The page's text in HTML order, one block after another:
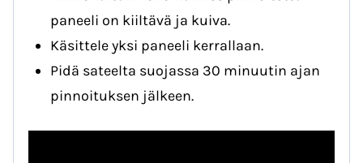
paneeli on kiiltävä ja kuiva.
Käsittele yksi paneeli kerrallaan.
Pidä sateelta suojassa 30 minuutin ajan
pinnoituksen jälkeen.